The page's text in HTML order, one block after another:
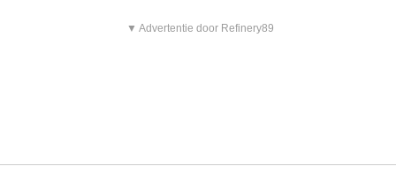
▼ Advertentie door Refinery89